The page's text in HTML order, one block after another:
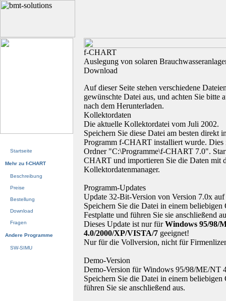
Startseite
Mehr zu f-CHART
Beschreibung
Preise
Bestellung
Download
Fragen
Andere Programme
SW-SIMU
f-CHART
Auslegung von solaren
Download
Auf dieser Seite stehen verschiedene
gewünschte Datei aus, und achten Sie
nach dem Herunterladen.
Kollektordaten
Die aktuelle Kollektordatei vom Juli 2002.
Speichern Sie diese Datei am besten direkt
Programm f-CHART installiert wurde. Dies
Ordner "C:\Programme\f-CHART 7.0".
CHART und importieren Sie die Daten mit
Kollektordatenmanager.
Programm-Updates
Update 32-Bit-Version von Version 7.0x
Speichern Sie die Datei in einem beliebigen
Festplatte und führen Sie sie anschließend
Dieses Update ist nur fürWindows 95/98/
4.0/2000/XP/VISTA/7 geeignet!
Nur für die Vollversion, nicht für
Demo-Version
Demo-Version für Windows 95/98/ME/NT
Speichern Sie die Datei in einem
führen Sie sie anschließend aus.